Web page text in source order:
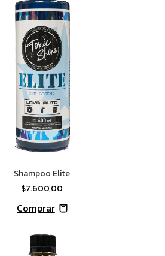
Shampoo Elite
$7.600,00